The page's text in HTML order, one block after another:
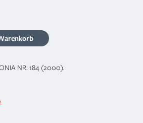
NR. 184 (2000).